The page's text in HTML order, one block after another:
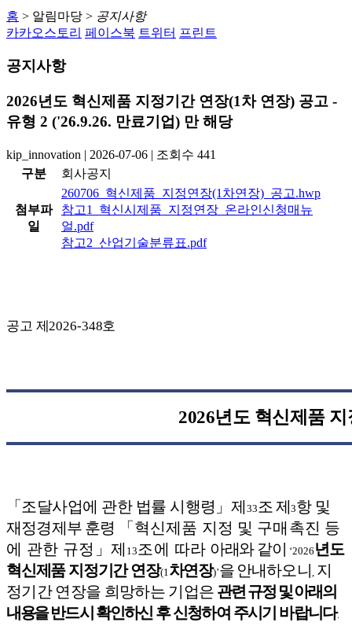
홈 > 알림마당 > 공지사항
카카오스토리 페이스북 트위터 프린트
공지사항
2026년도 혁신제품 지정기간 연장(1차 연장) 공고 -
유형 2 ('26.9.26. 만료기업) 만 해당
kip_innovation | 2026-07-06 | 조회수 441
구분
회사공지
첨부파
일
260706_혁신제품_지정연장(1차연장)_공고.hwp
참고1_혁신시제품_지정연장_온라인신청매뉴
얼.pdf
참고2_산업기술분류표.pdf
공고 제2026-348호
2026년도 혁신제품
「 조달사업에 관한 법률 시행령 」 제 33 조 제3항 및
재정경제부 훈령 「 혁신제품 지정 및 구매촉진 등
에 관한 규정 」 제 13 조에 따라 아래와 같이 ‘2026 년도
혁신제품 지정기간 연장(1 차연장)’을 안내하오니 지
정기간 연장을 희망하는 기업은 관련 규정 및 아래의
내용을 반드시 확인하신 후 신청하여 주시기 바랍니다.